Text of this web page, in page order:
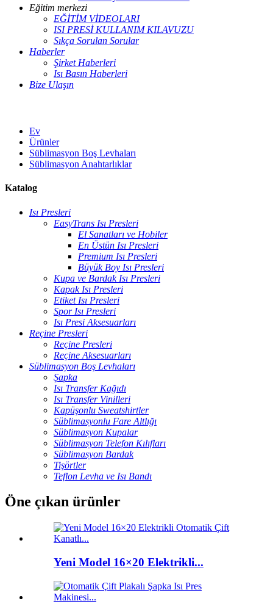
Eğitim merkezi
EĞİTİM VİDEOLARI
ISI PRESİ KULLANIM KILAVUZU
Sıkça Sorulan Sorular
Haberler
Şirket Haberleri
Isı Basın Haberleri
Bize Ulaşın
Ev
Ürünler
Süblimasyon Boş Levhaları
Süblimasyon Anahtarlıklar
Katalog
Isı Presleri
EasyTrans Isı Presleri
El Sanatları ve Hobiler
En Üstün Isı Presleri
Premium Isı Presleri
Büyük Boy Isı Presleri
Kupa ve Bardak Isı Presleri
Kapak Isı Presleri
Etiket Isı Presleri
Spor Isı Presleri
Isı Presi Aksesuarları
Reçine Presleri
Reçine Presleri
Reçine Aksesuarları
Süblimasyon Boş Levhaları
Şapka
Isı Transfer Kağıdı
Isı Transfer Vinilleri
Kapüşonlu Sweatshirtler
Süblimasyonlu Fare Altlığı
Süblimasyon Kupalar
Süblimasyon Telefon Kılıfları
Süblimasyon Bardak
Tişörtler
Teflon Levha ve Isı Bandı
Öne çıkan ürünler
Yeni Model 16×20 Elektrikli...